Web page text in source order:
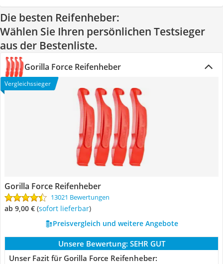
Die besten Reifenheber:
Wählen Sie Ihren persönlichen Testsieger
aus der Bestenliste.
Gorilla Force Reifenheber
Vergleichssieger
Gorilla Force Reifenheber
13021 Bewertungen
ab 9,00 € ( Sofort lieferbar)
Preisvergleich und weitere Angebote
Unsere Bewertung: SEHR GUT
Unser Fazit für Gorilla Force Reifenheber: